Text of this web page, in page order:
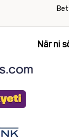
När ni